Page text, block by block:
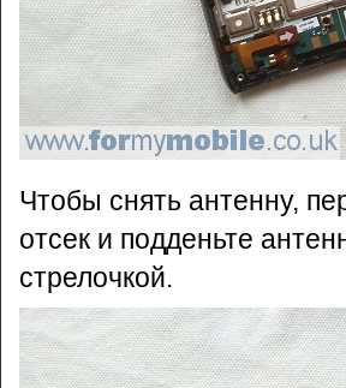
Чтобы снять антенну,
отсек и подденьте
стрелочкой.